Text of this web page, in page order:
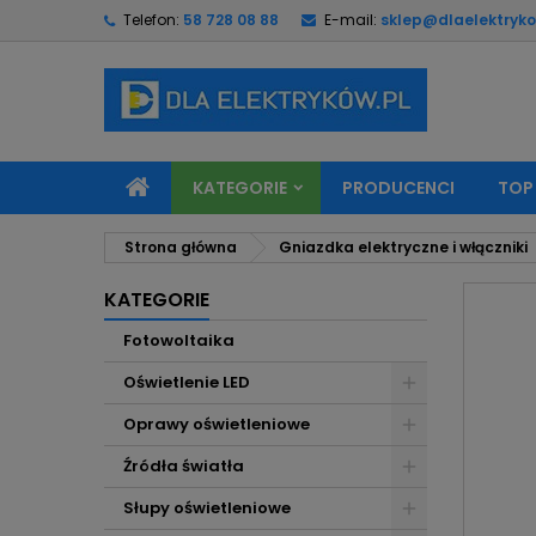
Telefon: 58 728 08 88 E-mail:
KATEGORIE PRODUCENCI
Strona główna Gniazdka elektryczne i włączniki
KATEGORIE
Fotowoltaika
Oświetlenie LED
Oprawy oświetleniowe
Źródła światła
Słupy oświetleniowe